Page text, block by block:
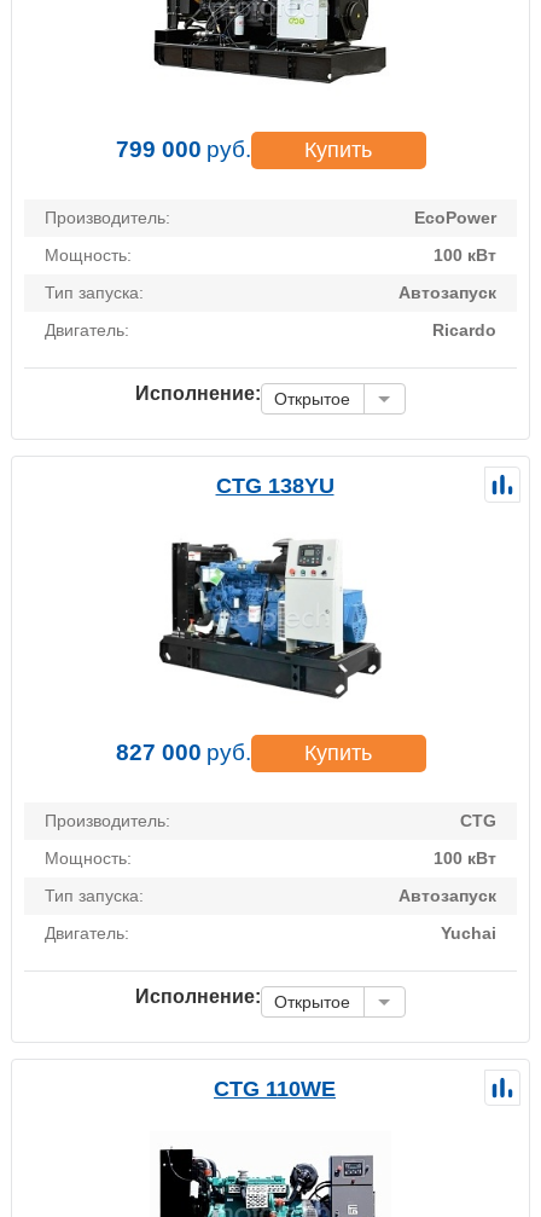
799 000 руб. Купить
Производитель:
EcoPower
Мощность:
100 кВт
Тип запуска:
Автозапуск
Двигатель:
Ricardo
Исполнение: Открытое
CTG 138YU
827 000 руб. Купить
Производитель:
CTG
Мощность:
100 кВт
Тип запуска:
Автозапуск
Двигатель:
Yuchai
Исполнение: Открытое
CTG 110WE